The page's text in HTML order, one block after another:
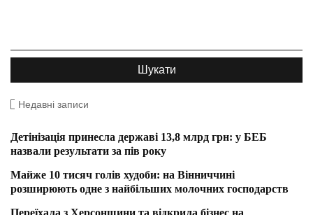
Недавні записи
Детінізація принесла державі 13,8 млрд грн: у БЕБ
назвали результати за пів року
Майже 10 тисяч голів худоби: на Вінниччині
розширюють одне з найбільших молочних господарств
Переїхала з Херсонщини та відкрила бізнес на